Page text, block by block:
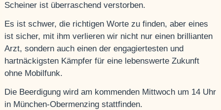
Scheiner ist überraschend verstorben.
Es ist schwer, die richtigen Worte zu finden, aber eines
ist sicher, mit ihm verlieren wir nicht nur einen brillianten
Arzt, sondern auch einen der engagiertesten und
hartnäckigsten Kämpfer für eine lebenswerte Zukunft
ohne Mobilfunk.
Die Beerdigung wird am kommenden Mittwoch um 14 Uhr
in München-Obermenzing stattfinden.